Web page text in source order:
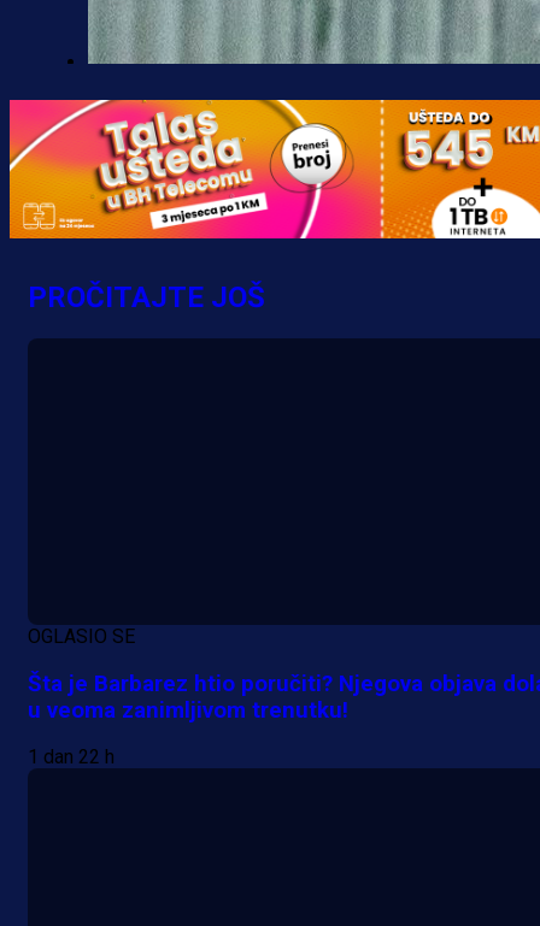
Kakva partija Omerovića:
dva gola za samo tri minute!
40 min 31 sekunda
PROČITAJTE JOŠ
OGLASIO SE
Šta je Barbarez htio poručiti? Njegova objava
u veoma zanimljivom trenutku!
1 dan 22 h